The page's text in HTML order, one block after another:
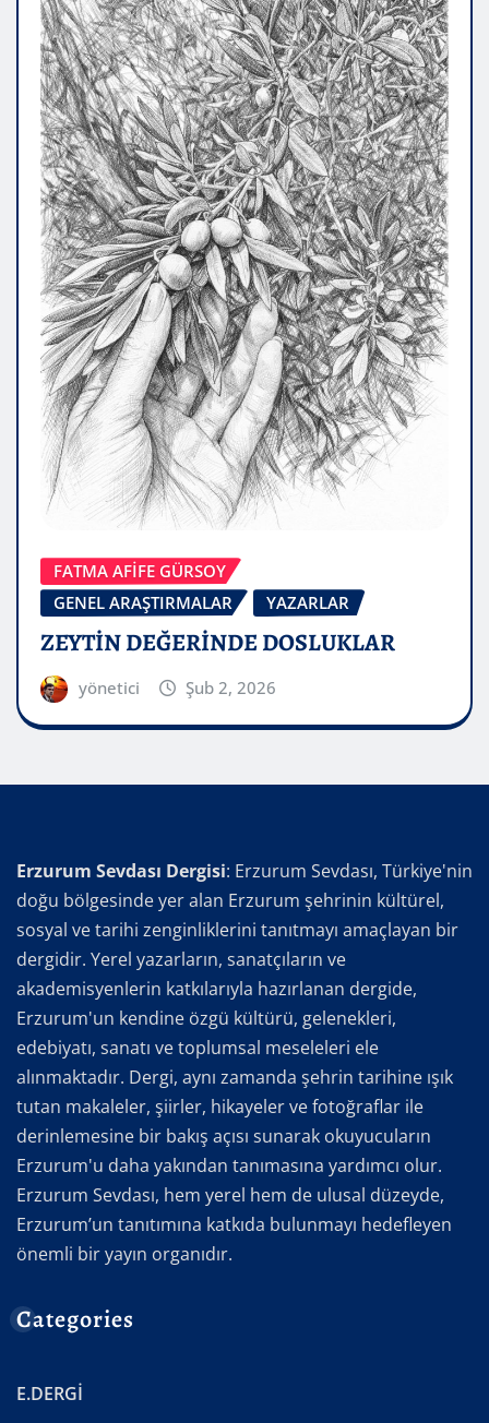
FATMA AFİFE GÜRSOY
GENEL ARAŞTIRMALAR
YAZARLAR
ZEYTİN DEĞERİNDE DOSLUKLAR
yönetici Şub 2, 2026
Erzurum Sevdası Dergisi: Erzurum Sevdası, Türkiye'nin
doğu bölgesinde yer alan Erzurum şehrinin kültürel,
sosyal ve tarihi zenginliklerini tanıtmayı amaçlayan bir
dergidir. Yerel yazarların, sanatçıların ve
akademisyenlerin katkılarıyla hazırlanan dergide,
Erzurum'un kendine özgü kültürü, gelenekleri,
edebiyatı, sanatı ve toplumsal meseleleri ele
alınmaktadır. Dergi, aynı zamanda şehrin tarihine ışık
tutan makaleler, şiirler, hikayeler ve fotoğraflar ile
derinlemesine bir bakış açısı sunarak okuyucuların
Erzurum'u daha yakından tanımasına yardımcı olur.
Erzurum Sevdası, hem yerel hem de ulusal düzeyde,
Erzurum’un tanıtımına katkıda bulunmayı hedefleyen
önemli bir yayın organıdır.
Categories
E.DERGİ